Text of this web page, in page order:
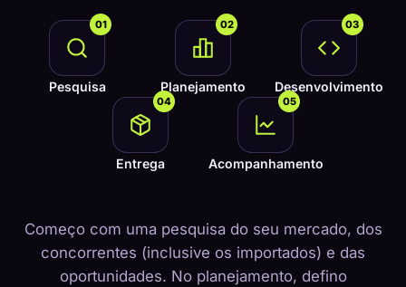
01
Pesquisa
02
Planejamento
03
Desenvolvimento
04
Entrega
05
Acompanhamento
Começo com uma pesquisa do seu mercado, dos
concorrentes (inclusive os importados) e das
oportunidades. No planejamento, defino